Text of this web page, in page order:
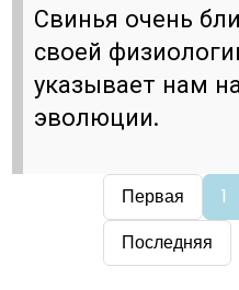
Свинья очень
своей
указывает нам
эволюции.
Первая 1
Последняя